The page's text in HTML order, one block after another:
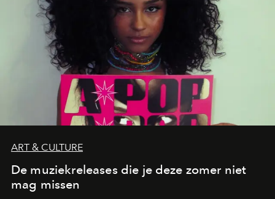
ART & CULTURE
De muziekreleases die je deze zomer niet
mag missen